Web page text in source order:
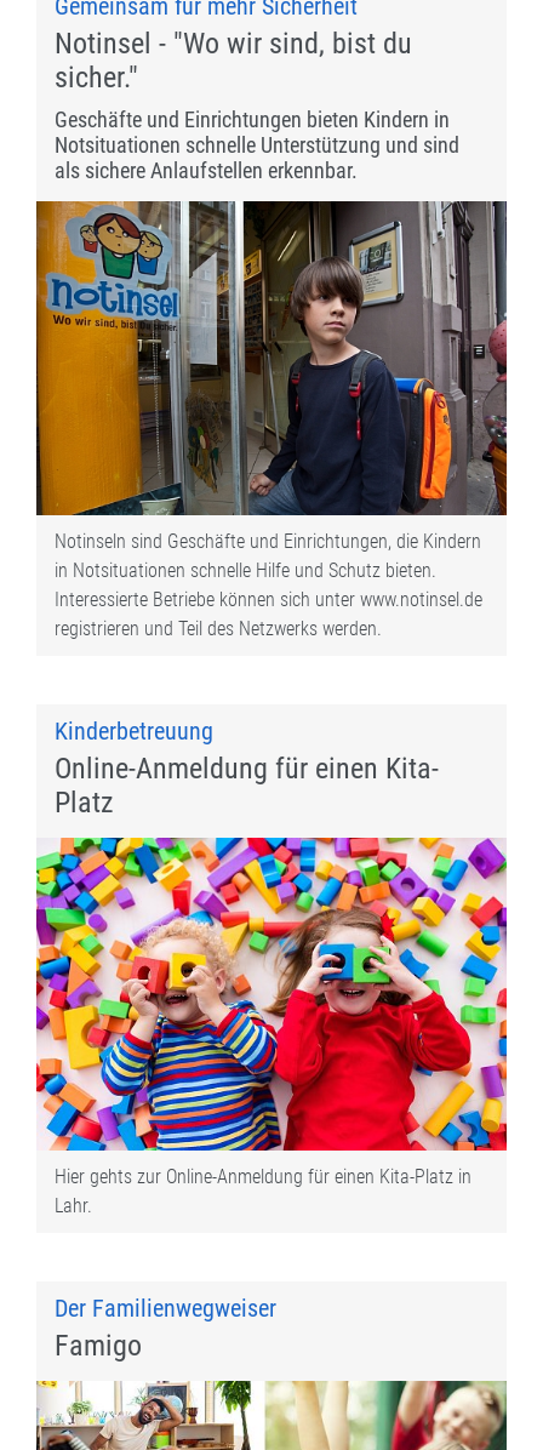
Notinsel - "Wo wir sind, bist du
sicher."
Geschäfte und Einrichtungen bieten Kindern in
Notsituationen schnelle Unterstützung und sind
als sichere Anlaufstellen erkennbar.
Notinseln sind Geschäfte und Einrichtungen, die Kindern
in Notsituationen schnelle Hilfe und Schutz bieten.
Interessierte Betriebe können sich unter www.notinsel.de
registrieren und Teil des Netzwerks werden.
Kinderbetreuung
Online-Anmeldung für einen Kita-
Platz
Hier gehts zur Online-Anmeldung für einen Kita-Platz in
Lahr.
Der Familienwegweiser
Famigo